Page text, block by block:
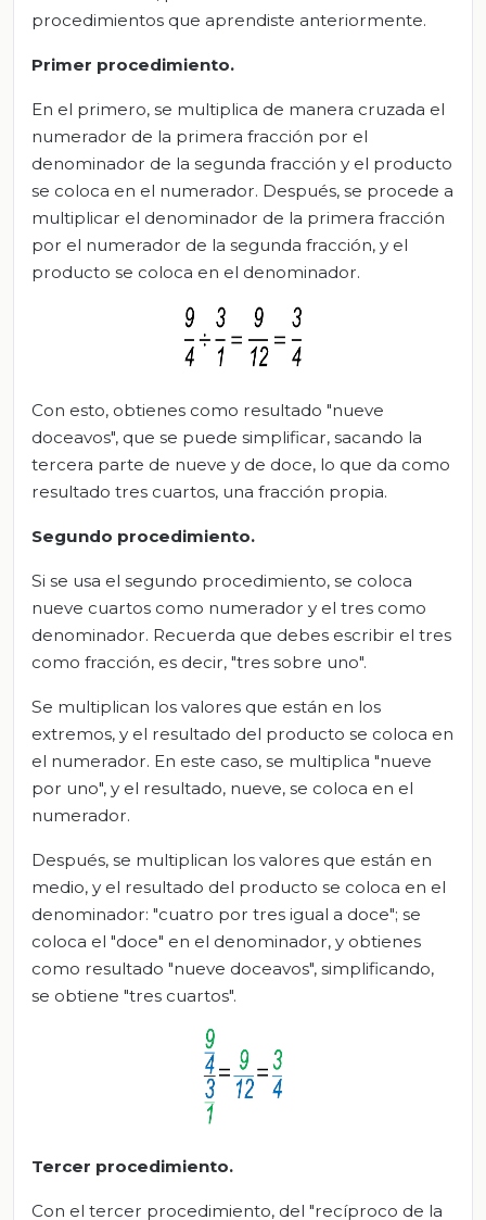
procedimientos que aprendiste anteriormente.
Primer procedimiento.
En el primero, se multiplica de manera cruzada el
numerador de la primera fracción por el
denominador de la segunda fracción y el producto
se coloca en el numerador. Después, se procede a
multiplicar el denominador de la primera fracción
por el numerador de la segunda fracción, y el
producto se coloca en el denominador.
Con esto, obtienes como resultado "nueve
doceavos", que se puede simplificar, sacando la
tercera parte de nueve y de doce, lo que da como
resultado tres cuartos, una fracción propia.
Segundo procedimiento.
Si se usa el segundo procedimiento, se coloca
nueve cuartos como numerador y el tres como
denominador. Recuerda que debes escribir el tres
como fracción, es decir, "tres sobre uno".
Se multiplican los valores que están en los
extremos, y el resultado del producto se coloca en
el numerador. En este caso, se multiplica "nueve
por uno", y el resultado, nueve, se coloca en el
numerador.
Después, se multiplican los valores que están en
medio, y el resultado del producto se coloca en el
denominador: "cuatro por tres igual a doce"; se
coloca el "doce" en el denominador, y obtienes
como resultado "nueve doceavos", simplificando,
se obtiene "tres cuartos".
Tercer procedimiento.
Con el tercer procedimiento, del "recíproco de la